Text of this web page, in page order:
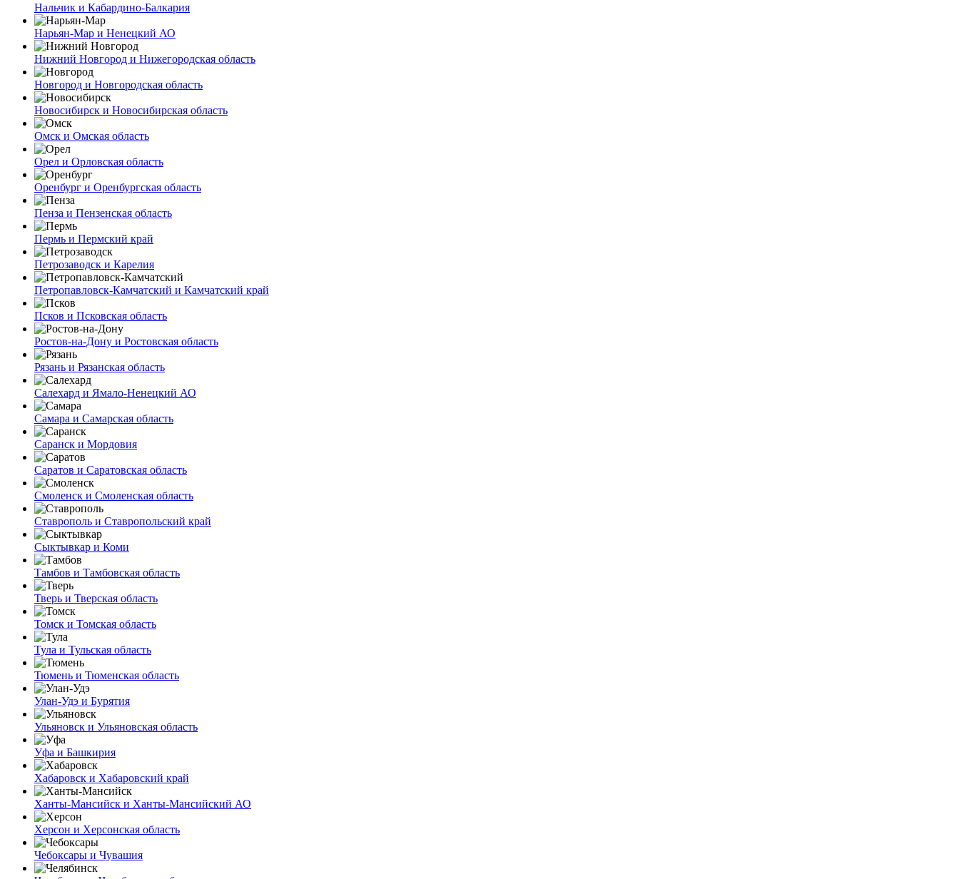
Нальчик и Кабардино-Балкария
Нарьян-Мар и Ненецкий АО
Нижний Новгород и Нижегородская область
Новгород и Новгородская область
Новосибирск и Новосибирская область
Омск и Омская область
Орел и Орловская область
Оренбург и Оренбургская область
Пенза и Пензенская область
Пермь и Пермский край
Петрозаводск и Карелия
Петропавловск-Камчатский и Камчатский край
Псков и Псковская область
Ростов-на-Дону и Ростовская область
Рязань и Рязанская область
Салехард и Ямало-Ненецкий АО
Самара и Самарская область
Саранск и Мордовия
Саратов и Саратовская область
Смоленск и Смоленская область
Ставрополь и Ставропольский край
Сыктывкар и Коми
Тамбов и Тамбовская область
Тверь и Тверская область
Томск и Томская область
Тула и Тульская область
Тюмень и Тюменская область
Улан-Удэ и Бурятия
Ульяновск и Ульяновская область
Уфа и Башкирия
Хабаровск и Хабаровский край
Ханты-Мансийск и Ханты-Мансийский АО
Херсон и Херсонская область
Чебоксары и Чувашия